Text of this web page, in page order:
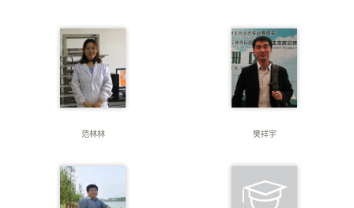
范林林 樊祥宇